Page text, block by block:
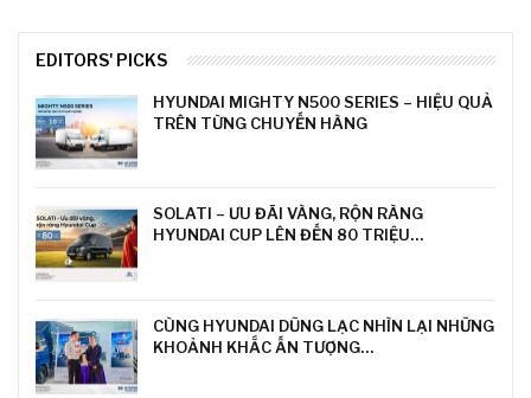
EDITORS' PICKS
HYUNDAI MIGHTY N500 SERIES – HIỆU QUẢ
TRÊN TỪNG CHUYẾN HÀNG
SOLATI – ƯU ĐÃI VÀNG, RỘN RÀNG
HYUNDAI CUP LÊN ĐẾN 80 TRIỆU…
CÙNG HYUNDAI DŨNG LẠC NHÌN LẠI NHỮNG
KHOẢNH KHẮC ẤN TƯỢNG…